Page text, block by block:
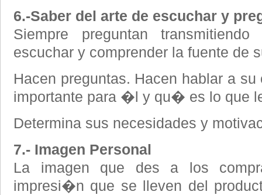
6.-Saber del arte de escuchar y
Siempre preguntan
escuchar y comprender la fuente de
Hacen preguntas. Hacen hablar a
importante para �l y qu� es lo que
Determina sus necesidades y
7.- Imagen Personal
La imagen que des a los
impresi�n que se lleven del